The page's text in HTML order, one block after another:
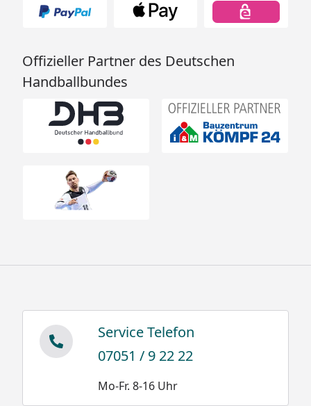
Offizieller Partner des Deutschen
Handballbundes
Service Telefon
07051 / 9 22 22
Mo-Fr. 8-16 Uhr